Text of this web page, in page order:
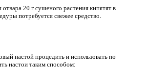
20 г сушеного растения кипятят в
потребуется свежее средство.
настой процедить и использовать по
настои таким способом: